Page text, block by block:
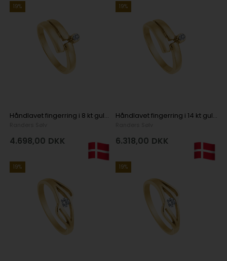
19%
Håndlavet fingerring i 8 kt guld med 1 brillant
4.698,00 DKK
19%
Håndlavet fingerring i 14 kt guld med 1 brillant
6.318,00 DKK
19% 19%